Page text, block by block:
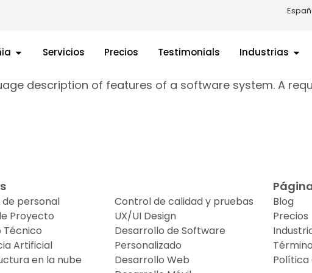
Servicios Precios Testimonials Industrias
description of features of a software system. A
personal
Proyecto
Técnico
Artificial
en la nube
Control de calidad y pruebas
UX/UI Design
Desarrollo de Software
Personalizado
Desarrollo Web
Blog
Precios
Política